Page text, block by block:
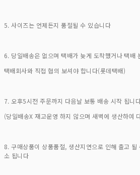
5. 사이즈는 언제든지 품절될 수 있습니다
6. 당일배송은 없으며 택배가 늦게 도착했거나 택배
택배회사와 직접 협의 보셔야 합니다(롯데택배)
7. 오후5시전 주문까지 다음날 보통 배송 시작 됩니
(당일배송X 재고운영 하지 않으며 새벽에 생산하여
8. 구매상품이 상품품절, 생산지연으로 인해 출고
소 됩니다